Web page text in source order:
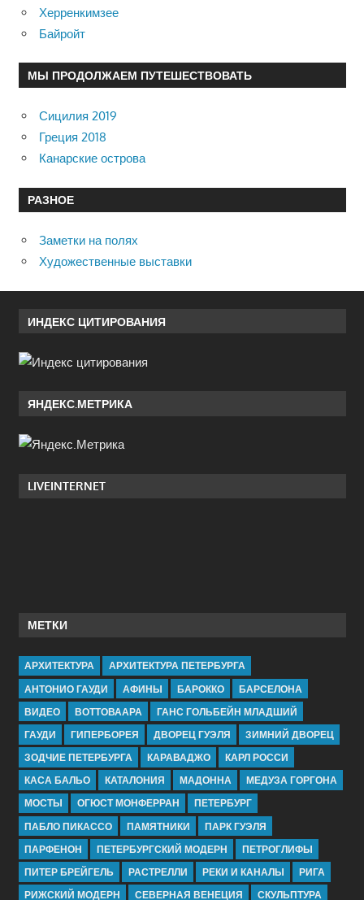
Херренкимзее
Байройт
МЫ ПРОДОЛЖАЕМ ПУТЕШЕСТВОВАТЬ
Сицилия 2019
Греция 2018
Канарские острова
РАЗНОЕ
Заметки на полях
Художественные выставки
ИНДЕКС ЦИТИРОВАНИЯ
ЯНДЕКС.МЕТРИКА
LIVEINTERNET
МЕТКИ
АРХИТЕКТУРА
АРХИТЕКТУРА ПЕТЕРБУРГА
АНТОНИО ГАУДИ
АФИНЫ БАРОККО
БАРСЕЛОНА
ВИДЕО
ВОТТОВААРА
ГАНС ГОЛЬБЕЙН МЛАДШИЙ
ГАУДИ
ГИПЕРБОРЕЯ ДВОРЕЦ ГУЭЛЯ
ЗИМНИЙ ДВОРЕЦ
ЗОДЧИЕ ПЕТЕРБУРГА
КАРАВАДЖО
КАРЛ РОССИ
КАСА БАЛЬО
КАТАЛОНИЯ МАДОННА
МЕДУЗА ГОРГОНА
МОСТЫ
ОГЮСТ МОНФЕРРАН
ПЕТЕРБУРГ
ПАБЛО ПИКАССО
ПАМЯТНИКИ
ПАРК ГУЭЛЯ
ПАРФЕНОН
ПЕТЕРБУРГСКИЙ МОДЕРН
ПЕТРОГЛИФЫ
ПИТЕР БРЕЙГЕЛЬ
РАСТРЕЛЛИ РЕКИ И КАНАЛЫ
РИГА
РИЖСКИЙ МОДЕРН
СЕВЕРНАЯ ВЕНЕЦИЯ СКУЛЬПТУРА